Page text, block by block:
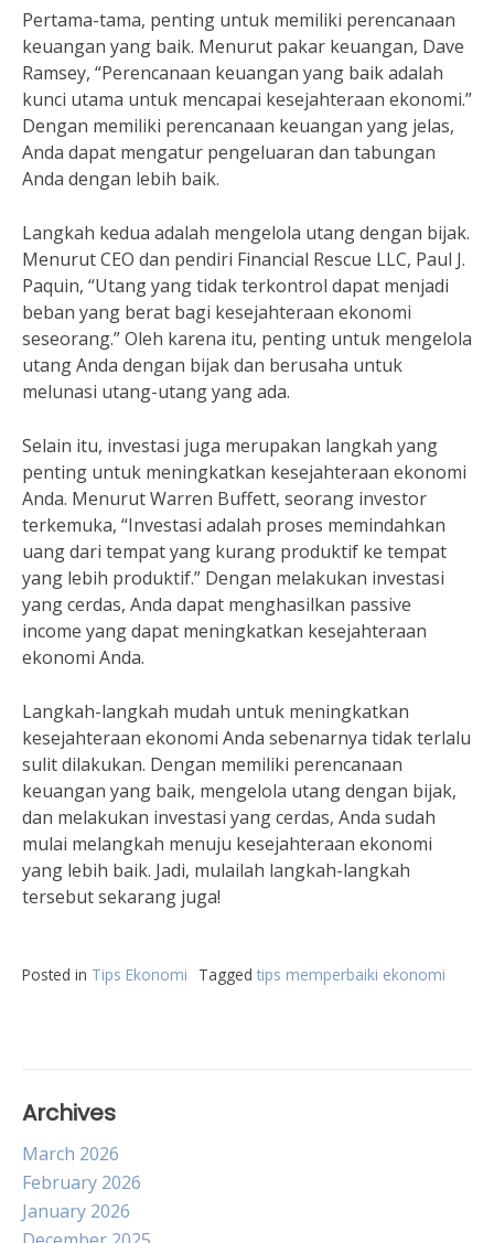
Pertama-tama, penting untuk memiliki perencanaan
keuangan yang baik. Menurut pakar keuangan, Dave
Ramsey, “Perencanaan keuangan yang baik adalah
kunci utama untuk mencapai kesejahteraan ekonomi.”
Dengan memiliki perencanaan keuangan yang jelas,
Anda dapat mengatur pengeluaran dan tabungan
Anda dengan lebih baik.
Langkah kedua adalah mengelola utang dengan bijak.
Menurut CEO dan pendiri Financial Rescue LLC, Paul J.
Paquin, “Utang yang tidak terkontrol dapat menjadi
beban yang berat bagi kesejahteraan ekonomi
seseorang.” Oleh karena itu, penting untuk mengelola
utang Anda dengan bijak dan berusaha untuk
melunasi utang-utang yang ada.
Selain itu, investasi juga merupakan langkah yang
penting untuk meningkatkan kesejahteraan ekonomi
Anda. Menurut Warren Buffett, seorang investor
terkemuka, “Investasi adalah proses memindahkan
uang dari tempat yang kurang produktif ke tempat
yang lebih produktif.” Dengan melakukan investasi
yang cerdas, Anda dapat menghasilkan passive
income yang dapat meningkatkan kesejahteraan
ekonomi Anda.
Langkah-langkah mudah untuk meningkatkan
kesejahteraan ekonomi Anda sebenarnya tidak terlalu
sulit dilakukan. Dengan memiliki perencanaan
keuangan yang baik, mengelola utang dengan bijak,
dan melakukan investasi yang cerdas, Anda sudah
mulai melangkah menuju kesejahteraan ekonomi
yang lebih baik. Jadi, mulailah langkah-langkah
tersebut sekarang juga!
Posted in Tips Ekonomi Tagged tips memperbaiki ekonomi
Archives
March 2026
February 2026
January 2026